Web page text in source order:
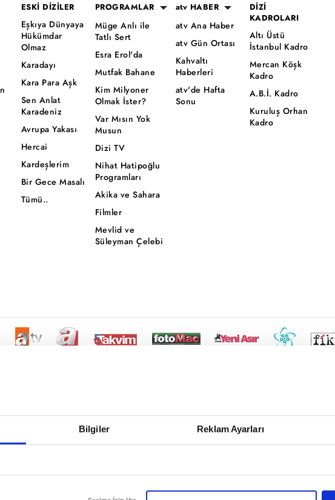
Bilgiler Reklam Ayarları
ESKİ DİZİLER
Eşkıya Dünyaya
Hükümdar
Olmaz
Karadayı
Kara Para Aşk
Sen Anlat
Karadeniz
Avrupa Yakası
Hercai
Kardeşlerim
Bir Gece Masalı
Tümü..
PROGRAMLAR
Müge Anlı ile
Tatlı Sert
Esra Erol'da
Mutfak Bahane
Kim Milyoner
Olmak İster?
Var Mısın Yok
Musun
Dizi TV
Nihat Hatipoğlu
Programları
Akika ve Sahara
Filmler
Mevlid ve
Süleyman Çelebi
atv HABER
atv Ana Haber
atv Gün Ortası
Kahvaltı
Haberleri
atv'de Hafta
Sonu
DİZİ
KADROLARI
Altı Üstü
İstanbul Kadro
Mercan Köşk
Kadro
A.B.İ. Kadro
Kuruluş Orhan
Kadro